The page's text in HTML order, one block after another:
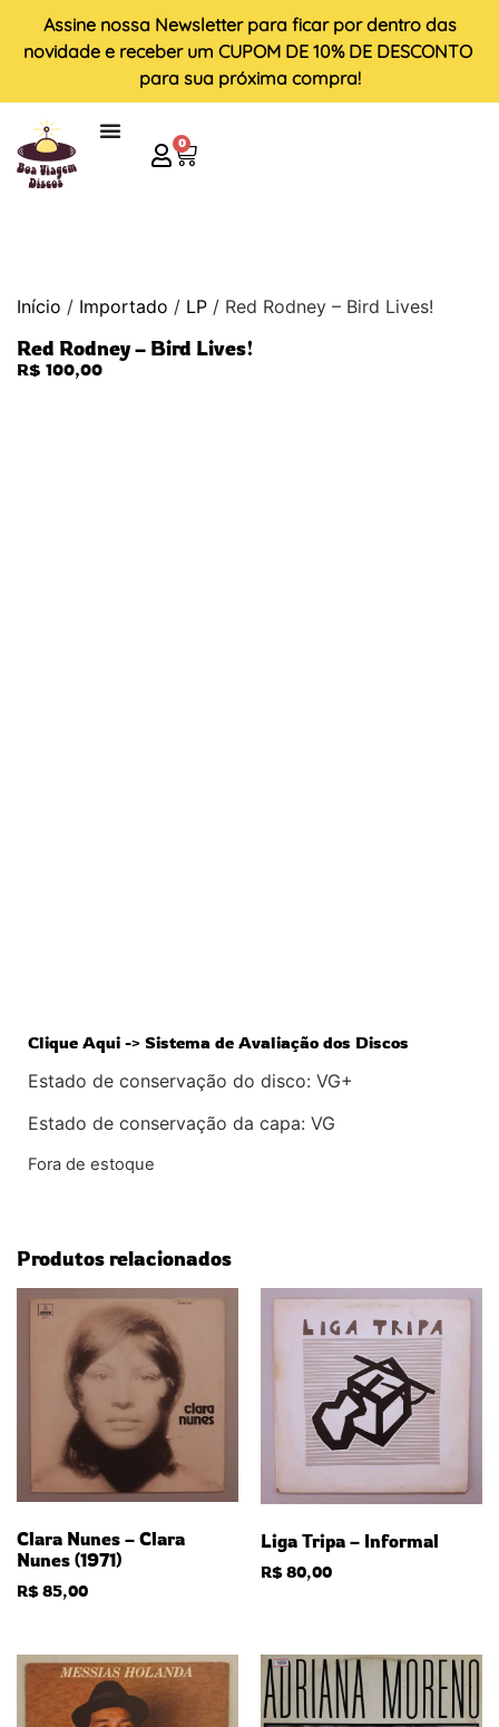
Assine nossa Newsletter para ficar por dentro das
novidade e receber um CUPOM DE 10% DE DESCONTO
para sua próxima compra!
0
Início / Importado / LP / Red Rodney – Bird Lives!
Red Rodney – Bird Lives!
R$ 100,00
Clique Aqui -> Sistema de Avaliação dos Discos
Estado de conservação do disco: VG+
Estado de conservação da capa: VG
Fora de estoque
Produtos relacionados
Clara Nunes – Clara
Nunes (1971)
R$85,00
Liga Tripa – Informal
R$80,00